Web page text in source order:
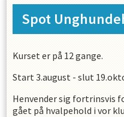
Spot
Kurset er på 12 gange.
Start 3.august - slut
Henvender sig fortrinsvis
gået på hvalpehold i vor